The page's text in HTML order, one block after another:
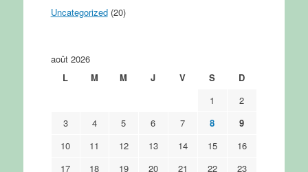
Uncategorized(20)
août 2026
L
M M J V S
D
1
2
3
4 5 6 7 8
9
10
11 12 13 14 15
16
17
18 19 20 21 22
23